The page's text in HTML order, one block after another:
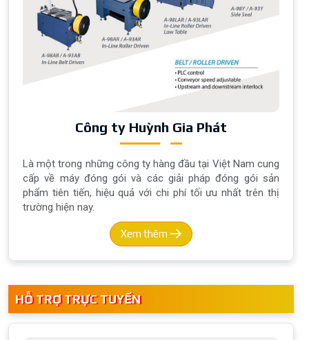
Công ty Huỳnh Gia Phát
Là một trong những công ty hàng đầu tại Việt Nam cung
cấp về máy đóng gói và các giải pháp đóng gói sản
phẩm tiên tiến, hiệu quả với chi phí tối ưu nhất trên thị
trường hiện nay.
Xem thêm
HỖ TRỢ TRỰC TUYẾN